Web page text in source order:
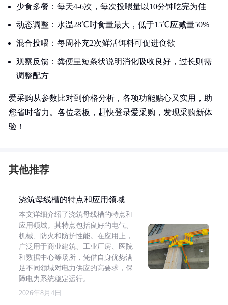
少食多餐：每天4-6次，每次投喂量以10分钟吃完为佳
动态调整：水温28℃时食量最大，低于15℃应减量50%
混合投喂：每周补充2次鲜活饵料可促进食欲
观察反馈：粪便呈短条状说明消化吸收良好，过长则需
调整配方
爱采购从参数比对到价格分析，各项功能贴心又实用，助
您省时省力。各位老板，赶快登录爱采购，发现采购新体
验！
其他推荐
浇筑母线槽的特点和应用领域
本文详细介绍了浇筑母线槽的特点和
应用领域。其特点包括良好的电气、
机械、防火和防护性能。在应用上，
广泛用于商业建筑、工业厂房、医院
和数据中心等场所，凭借自身优势满
足不同领域对电力供应的高要求，保
障电力系统稳定运行。
2026年8月4日